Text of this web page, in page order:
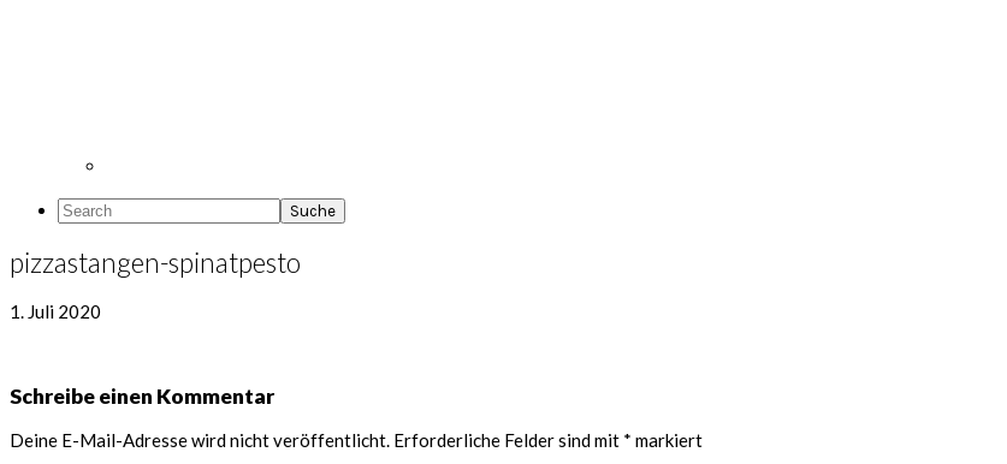
Search
pizzastangen-spinatpesto
1. Juli 2020
Leser-
Interaktionen
Schreibe einen Kommentar
Deine E-Mail-Adresse wird nicht veröffentlicht. Erforderliche Felder sind mit * markiert